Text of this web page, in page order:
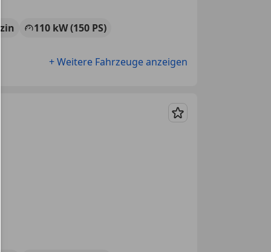
110 kW (150 PS)
+ Weitere Fahrzeuge anzeigen
Merken